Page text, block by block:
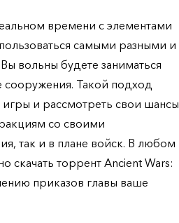
времени с элементами
самыми разными и
вольны будете заниматься
сооружения. Такой подход
и рассмотреть свои шансы
со своими
так и в плане войск. В любом
скачать торрент Ancient Wars:
приказов главы ваше